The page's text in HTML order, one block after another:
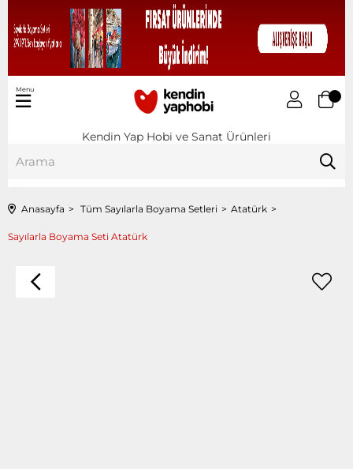
Kendin Yap Hobi ve Sanat Ürünleri
Menu
Anasayfa Tüm Sayılarla Boyama Setleri Atatürk
Sayılarla Boyama Seti Atatürk